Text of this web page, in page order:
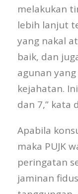
melakukan
lebih lanjut
yang nakal
baik, dan
agunan
kejahatan.
dan 7,” kata
Apabila
maka PUJK
peringatan
jaminan